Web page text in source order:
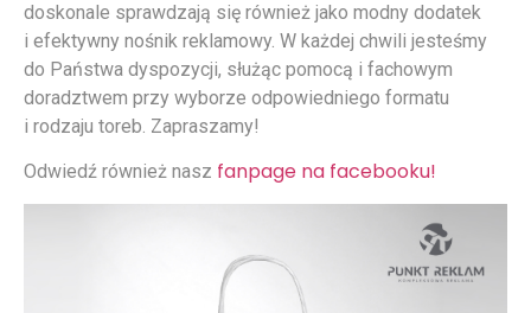
doskonale sprawdzają się również jako modny dodatek
i efektywny nośnik reklamowy. W każdej chwili jesteśmy
do Państwa dyspozycji, służąc pomocą i fachowym
doradztwem przy wyborze odpowiedniego formatu
i rodzaju toreb. Zapraszamy!
Odwiedź również nasz fanpage na facebooku!